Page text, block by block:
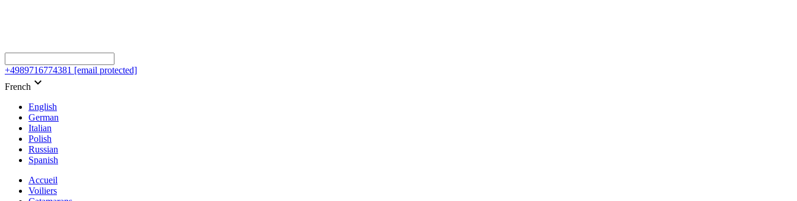
+4989716774381 [email protected]
French keyboard_arrow_down
English
German
Italian
Polish
Russian
Spanish
Accueil
Voiliers